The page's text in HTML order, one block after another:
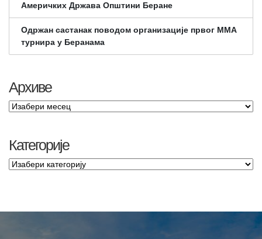
Америчких Држава Општини Беране
Одржан састанак поводом организације првог ММА
турнира у Беранама
Архиве
Категорије